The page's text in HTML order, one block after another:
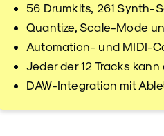
56 Drumkits, 261 Synth-
Quantize, Scale-Mode
Automation- und MIDI-
Jeder der 12 Tracks
DAW-Integration mit